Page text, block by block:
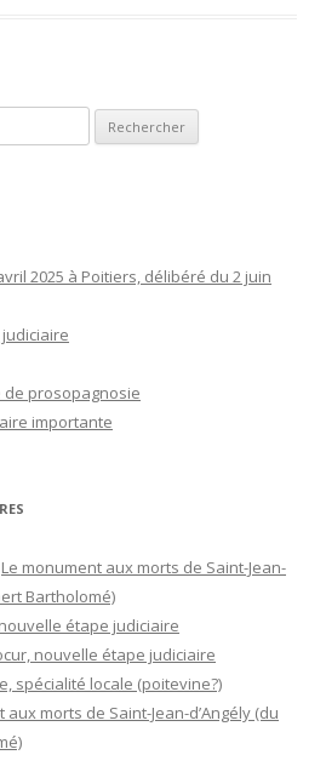
2025 à Poitiers, délibéré du 2 juin
de prosopagnosie
importante
Le monument aux morts de Saint-Jean-
Bartholomé)
étape judiciaire
nouvelle étape judiciaire
spécialité locale (poitevine?)
aux morts de Saint-Jean-d’Angély (du